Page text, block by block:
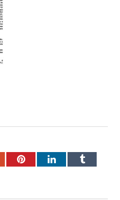
PinterestLinkedInTumblr